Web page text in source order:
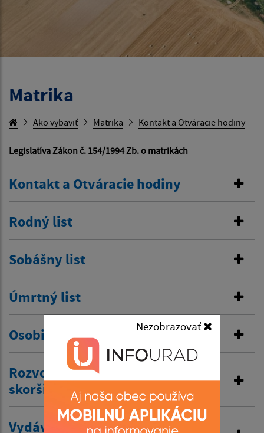
Nezobrazovať
Matrika
Ako vybaviť Matrika Kontakt a Otváracie hodiny
Legislatíva Zákon č. 154/1994 Zb. o matrikách
Kontakt a Otváracie hodiny
Rodný list
Sobášny list
Úmrtný list
Osobitná matrika
Rozvod manželstva a prijatie
skoršieho priezviska
Vydávanie výpisov z matriky a